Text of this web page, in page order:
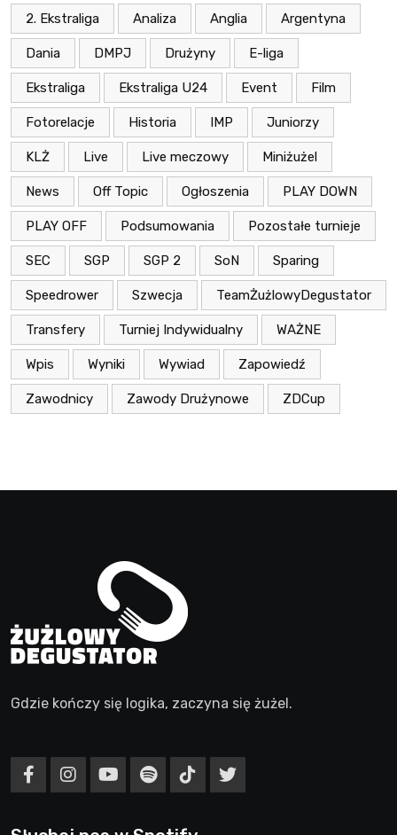
2. Ekstraliga Analiza Anglia Argentyna
Dania DMPJ Drużyny E-liga
Ekstraliga Ekstraliga U24 Event Film
Fotorelacje Historia IMP Juniorzy
KLŻ Live Live meczowy Miniżużel
News Off Topic Ogłoszenia PLAY DOWN
PLAY OFF Podsumowania Pozostałe turnieje
SEC SGP SGP 2 SoN Sparing
Speedrower Szwecja TeamŻużlowyDegustator
Transfery Turniej Indywidualny WAŻNE
Wpis Wyniki Wywiad Zapowiedź
Zawodnicy Zawody Drużynowe ZDCup
Gdzie kończy się logika, zaczyna się żużel.